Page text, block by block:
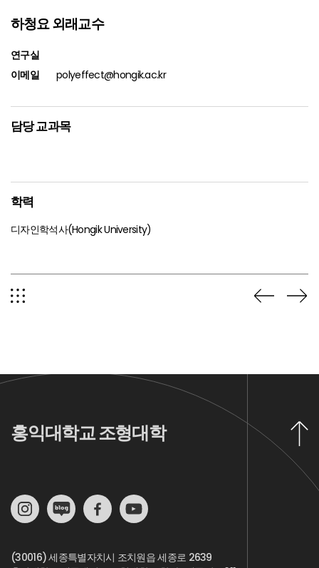
하청요 외래교수
연구실
이메일
polyeffect@hongik.ac.kr
담당 교과목
학력
디자인학석사(Hongik University)
홍익대학교 조형대학
(30016) 세종특별자치시 조치원읍 세종로 2639